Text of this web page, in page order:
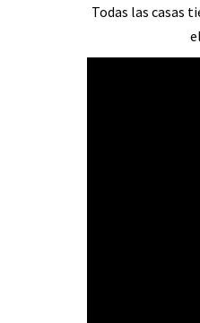
Todas las casas